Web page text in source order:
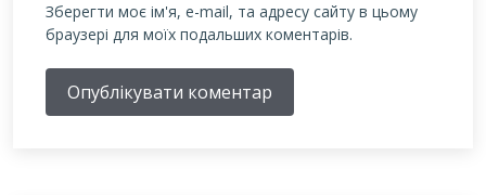
Зберегти моє ім'я, e-mail, та адресу сайту в цьому
браузері для моїх подальших коментарів.
Опублікувати коментар